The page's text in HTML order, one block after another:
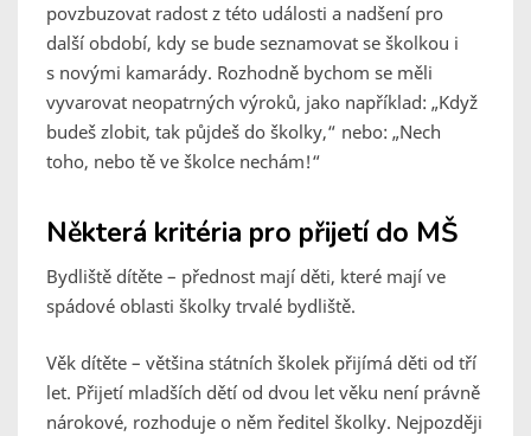
povzbuzovat radost z této události a nadšení pro
další období, kdy se bude seznamovat se školkou i
s novými kamarády. Rozhodně bychom se měli
vyvarovat neopatrných výroků, jako například: „Když
budeš zlobit, tak půjdeš do školky,“ nebo: „Nech
toho, nebo tě ve školce nechám!“
Některá kritéria pro přijetí do MŠ
Bydliště dítěte – přednost mají děti, které mají ve
spádové oblasti školky trvalé bydliště.
Věk dítěte – většina státních školek přijímá děti od tří
let. Přijetí mladších dětí od dvou let věku není právně
nárokové, rozhoduje o něm ředitel školky. Nejpozději